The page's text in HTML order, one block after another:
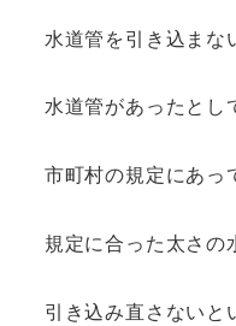
水道管を引き込まな
水道管があったとし
市町村の規定にあっ
規定に合った太さの
引き込み直さないと